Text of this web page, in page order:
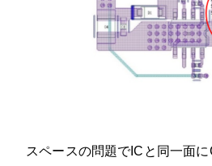
スペースの問題でICと同一面